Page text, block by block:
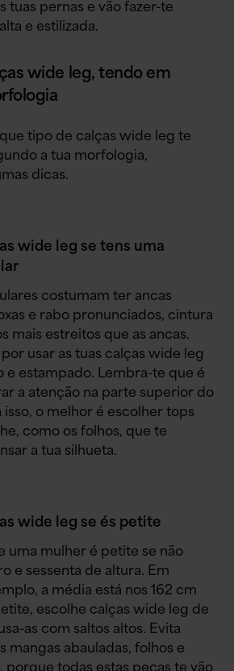
tuas pernas e vão fazer-te
e estilizada.
wide leg, tendo em
tipo de calças wide leg te
a tua morfologia,
dicas.
wide leg se tens uma
costumam ter ancas
e rabo pronunciados, cintura
mais estreitos que as ancas.
usar as tuas calças wide leg
e estampado. Lembra-te que é
a atenção na parte superior do
o melhor é escolher tops
como os folhos, que te
a tua silhueta.
wide leg se és petite
uma mulher é petite se não
e sessenta de altura. Em
a média está nos 162 cm
escolhe calças wide leg de
as com saltos altos. Evita
mangas abauladas, folhos e
porque todas estas peças te vão